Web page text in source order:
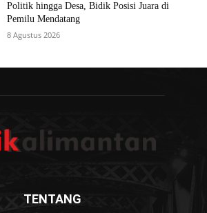
Politik hingga Desa, Bidik Posisi Juara di
Pemilu Mendatang
8 Agustus 2026
TENTANG